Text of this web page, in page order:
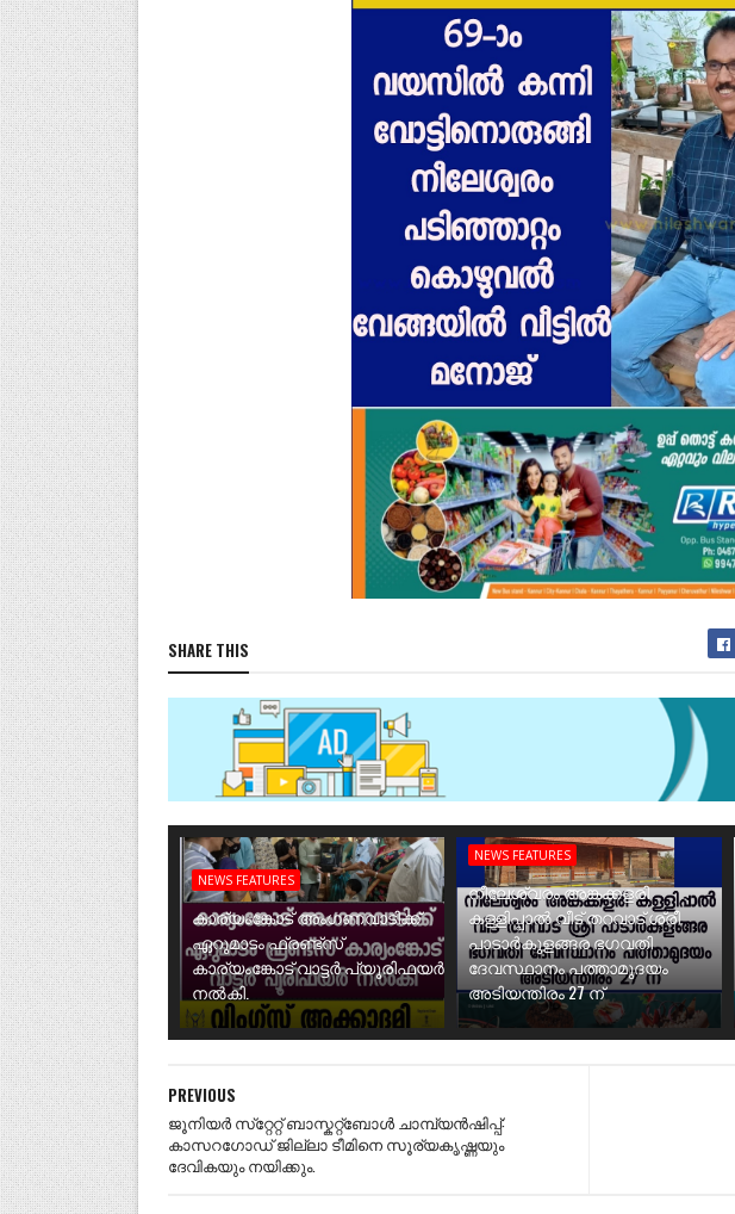
SHARE THIS
NEWS FEATURES
കാര്യംങ്കോട് അംഗണവാടിക്ക്
ഏറുമാടം ഫ്രണ്ട്സ്
കാര്യംങ്കോട് വാട്ടർ പ്യൂരിഫയർ
നൽകി.
NEWS FEATURES
നീലേശ്വരം അങ്കക്കളരി
കള്ളിപ്പാൽ വീട് തറവാട് ശ്രീ
പാടാർകുളങ്ങര ഭഗവതി
ദേവസ്ഥാനം പത്താമുദയം
അടിയന്തിരം 27 ന്
PREVIOUS
ജൂനിയർ സ്‌റ്റേറ്റ് ബാസ്കറ്റ്ബോൾ ചാമ്പ്യൻഷിപ്പ്:
കാസറഗോഡ് ജില്ലാ ടീമിനെ സൂര്യകൃഷ്ണയും
ദേവികയും നയിക്കും.